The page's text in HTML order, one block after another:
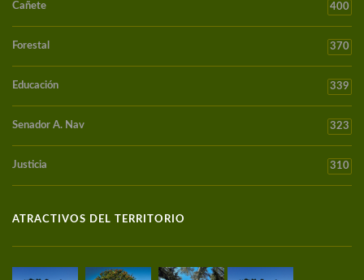
Cañete 400
Forestal 370
Educación 339
Senador A. Nav 323
Justicia 310
ATRACTIVOS DEL TERRITORIO